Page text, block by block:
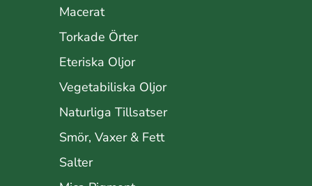
Macerat
Torkade Örter
Eteriska Oljor
Vegetabiliska Oljor
Naturliga Tillsatser
Smör, Vaxer & Fett
Salter